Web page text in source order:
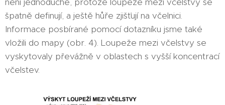
špatně definují, a ještě hůře zjišťují na včelnici.
Informace posbírané pomocí dotazníku jsme také
vložili do mapy (obr. 4). Loupeže mezi včelstvy se
vyskytovaly převážně v oblastech s vyšší koncentrací
včelstev.